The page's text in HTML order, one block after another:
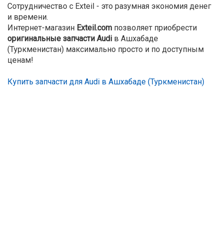
Сотрудничество с Exteil - это разумная экономия денег
и времени.
Интернет-магазин Exteil.com позволяет приобрести
оригинальные запчасти Audi в Ашхабаде
(Туркменистан) максимально просто и по доступным
ценам!
Купить запчасти для Audi в Ашхабаде (Туркменистан)